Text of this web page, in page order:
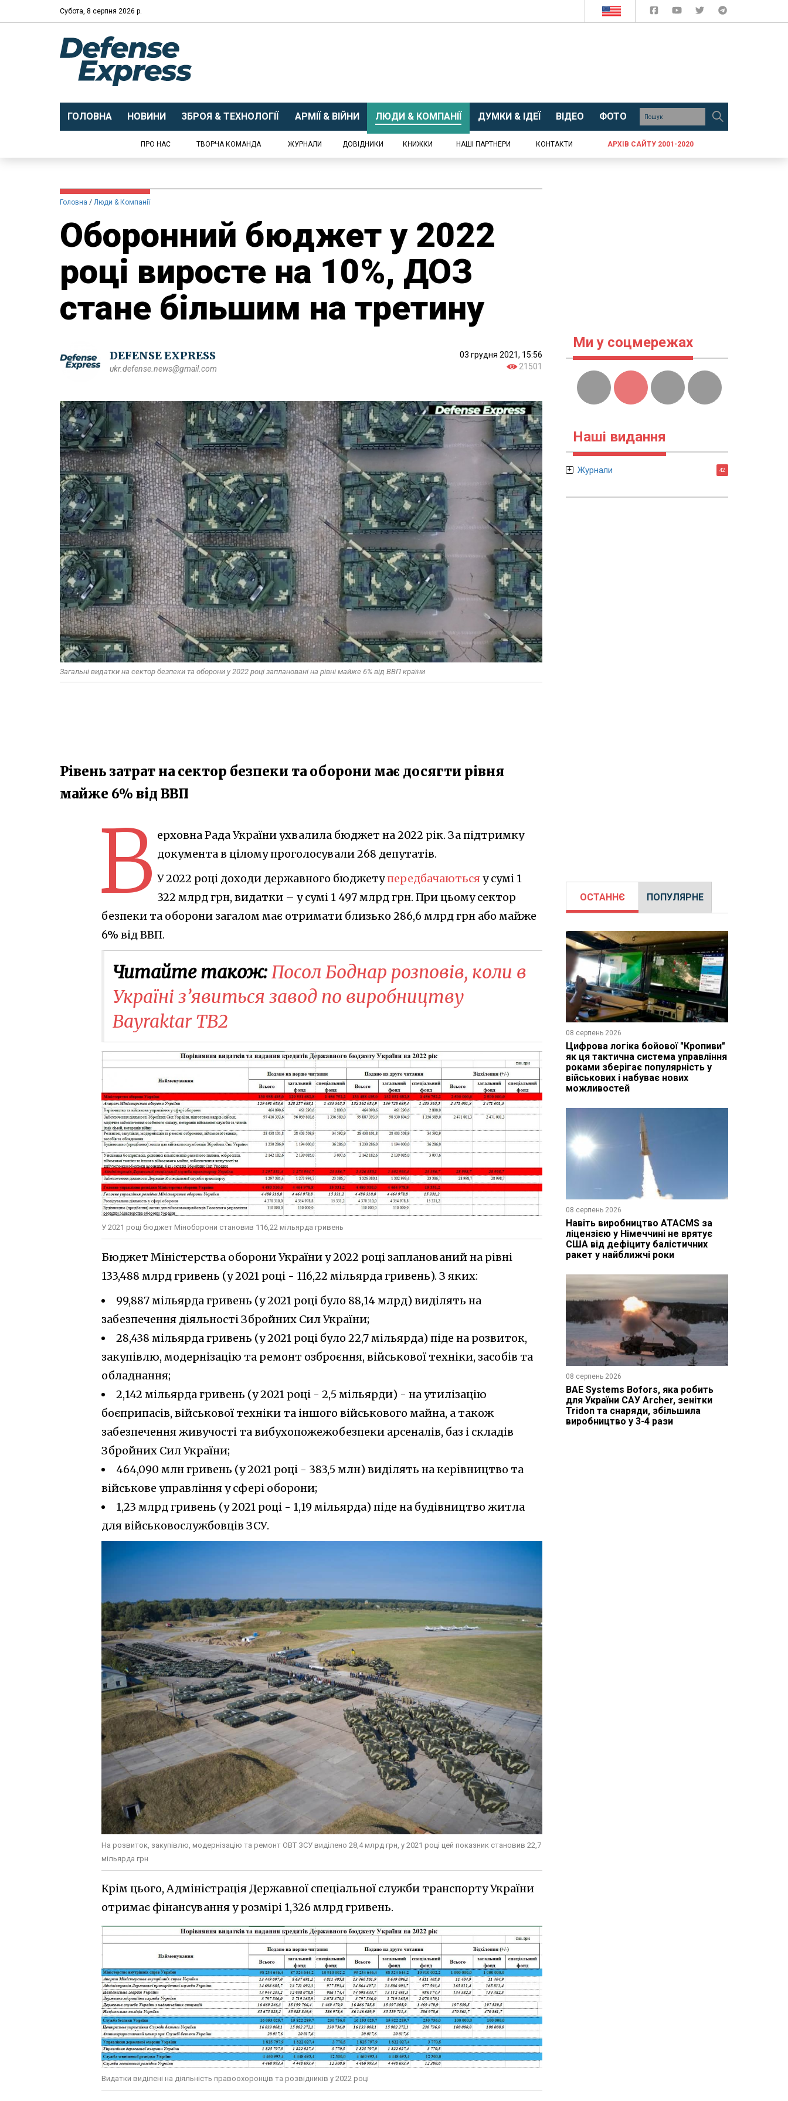
Субота, 8 серпня 2026 р.
ГОЛОВНА НОВИНИ ЗБРОЯ & ТЕХНОЛОГІЇ АРМІЇ & ВІЙНИ ЛЮДИ & КОМПАНІЇ ДУМКИ & ІДЕЇ ВІДЕО ФОТО
ПРО НАС ТВОРЧА КОМАНДА ЖУРНАЛИ ДОВІДНИКИ КНИЖКИ НАШІ ПАРТНЕРИ КОНТАКТИ АРХІВ САЙТУ 2001-2020
Головна Люди & Компанії
Оборонний бюджет у 2022
році виросте на 10%, ДОЗ
стане більшим на третину
DEFENSE EXPRESS
ukr.defense.news@gmail.com
03 грудня 2021, 15:56
21501
Загальні видатки на сектор безпеки та оборони у 2022 році заплановані на рівні майже 6% від ВВП країни
Рівень затрат на сектор безпеки та оборони має досягти рівня
майже 6% від ВВП
В ерховна Рада України ухвалила бюджет на 2022 рік. За підтримку
документа в цілому проголосували 268 депутатів.
У 2022 році доходи державного бюджетупередбачаютьсяу сумі 1
322 млрд грн, видатки – у сумі 1 497 млрд грн. При цьому сектор
безпеки та оборони загалом має отримати близько 286,6 млрд грн або майже
6% від ВВП.
Читайте також:Посол Боднар розповів, коли в
Україні з’явиться завод по виробництву
Bayraktar TB2
У 2021 році бюджет Міноборони становив 116,22 мільярда гривень
Бюджет Міністерства оборони України у 2022 році запланований на рівні
133,488 млрд гривень (у 2021 році - 116,22 мільярда гривень). З яких:
99,887 мільярда гривень (у 2021 році було 88,14 млрд) виділять на
забезпечення діяльності Збройних Сил України;
28,438 мільярда гривень (у 2021 році було 22,7 мільярда) піде на розвиток,
закупівлю, модернізацію та ремонт озброєння, військової техніки, засобів та
обладнання;
2,142 мільярда гривень (у 2021 році - 2,5 мільярди) - на утилізацію
боєприпасів, військової техніки та іншого військового майна, а також
забезпечення живучості та вибухопожежобезпеки арсеналів, баз і складів
Збройних Сил України;
464,090 млн гривень (у 2021 році - 383,5 млн) виділять на керівництво та
військове управління у сфері оборони;
1,23 млрд гривень (у 2021 році - 1,19 мільярда) піде на будівництво житла
для військовослужбовців ЗСУ.
На розвиток, закупівлю, модернізацію та ремонт ОВТ ЗСУ виділено 28,4 млрд грн, у 2021 році цей показник становив 22,7
мільярда грн
Крім цього, Адміністрація Державної спеціальної служби транспорту України
отримає фінансування у розмірі 1,326 млрд гривень.
Видатки виділені на діяльність правоохоронців та розвідників у 2022 році
Ми у соцмережах
Наші видання
Журнали 42
ОСТАННЄ ПОПУЛЯРНЕ
08 серпень 2026
Цифрова логіка бойової "Кропиви"
як ця тактична система управління
роками зберігає популярність у
військових і набуває нових
можливостей
08 серпень 2026
Навіть виробництво ATACMS за
ліцензією у Німеччині не врятує
США від дефіциту балістичних
ракет у найближчі роки
08 серпень 2026
BAE Systems Bofors, яка робить
для України САУ Archer, зенітки
Tridon та снаряди, збільшила
виробництво у 3-4 рази